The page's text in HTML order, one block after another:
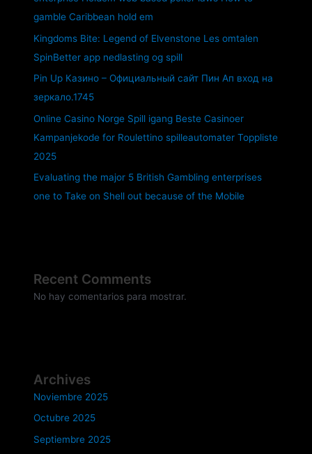
gamble Caribbean hold em
Kingdoms Bite: Legend of Elvenstone Les omtalen
SpinBetter app nedlasting og spill
Pin Up Казино – Официальный сайт Пин Ап вход на
зеркало.1745
Online Casino Norge Spill igang Beste Casinoer
Kampanjekode for Roulettino spilleautomater Toppliste
2025
Evaluating the major 5 British Gambling enterprises
one to Take on Shell out because of the Mobile
Recent Comments
No hay comentarios para mostrar.
Archives
Noviembre 2025
Octubre 2025
Septiembre 2025